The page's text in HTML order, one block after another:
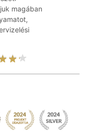
magában